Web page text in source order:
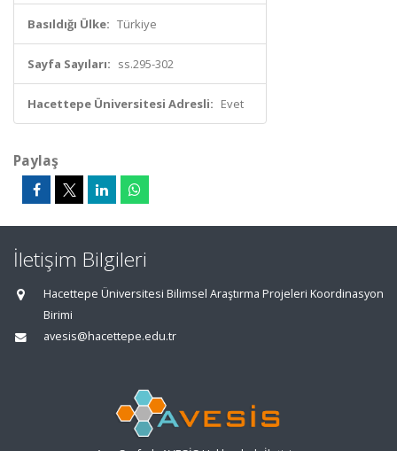
Basıldığı Ülke: Türkiye
Sayfa Sayıları: ss.295-302
Hacettepe Üniversitesi Adresli: Evet
Paylaş
İletişim Bilgileri
Hacettepe Üniversitesi Bilimsel Araştırma Projeleri Koordinasyon
Birimi
avesis@hacettepe.edu.tr